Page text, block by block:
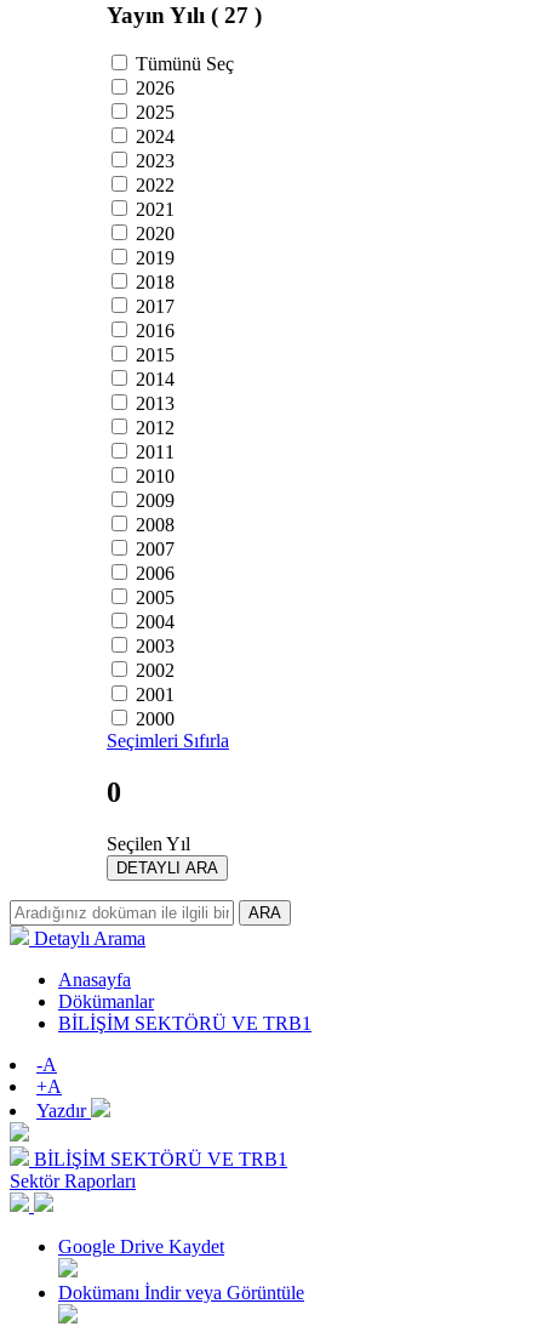
Yayın Yılı ( 27 )
Tümünü Seç
2026
2025
2024
2023
2022
2021
2020
2019
2018
2017
2016
2015
2014
2013
2012
2011
2010
2009
2008
2007
2006
2005
2004
2003
2002
2001
2000
Seçimleri Sıfırla
0
Seçilen Yıl
DETAYLI ARA
ARA
Detaylı Arama
Anasayfa
Dökümanlar
BİLİŞİM SEKTÖRÜ VE TRB1
-A
+A
Yazdır
BİLİŞİM SEKTÖRÜ VE TRB1
Sektör Raporları
Google Drive Kaydet
Dokümanı İndir veya Görüntüle